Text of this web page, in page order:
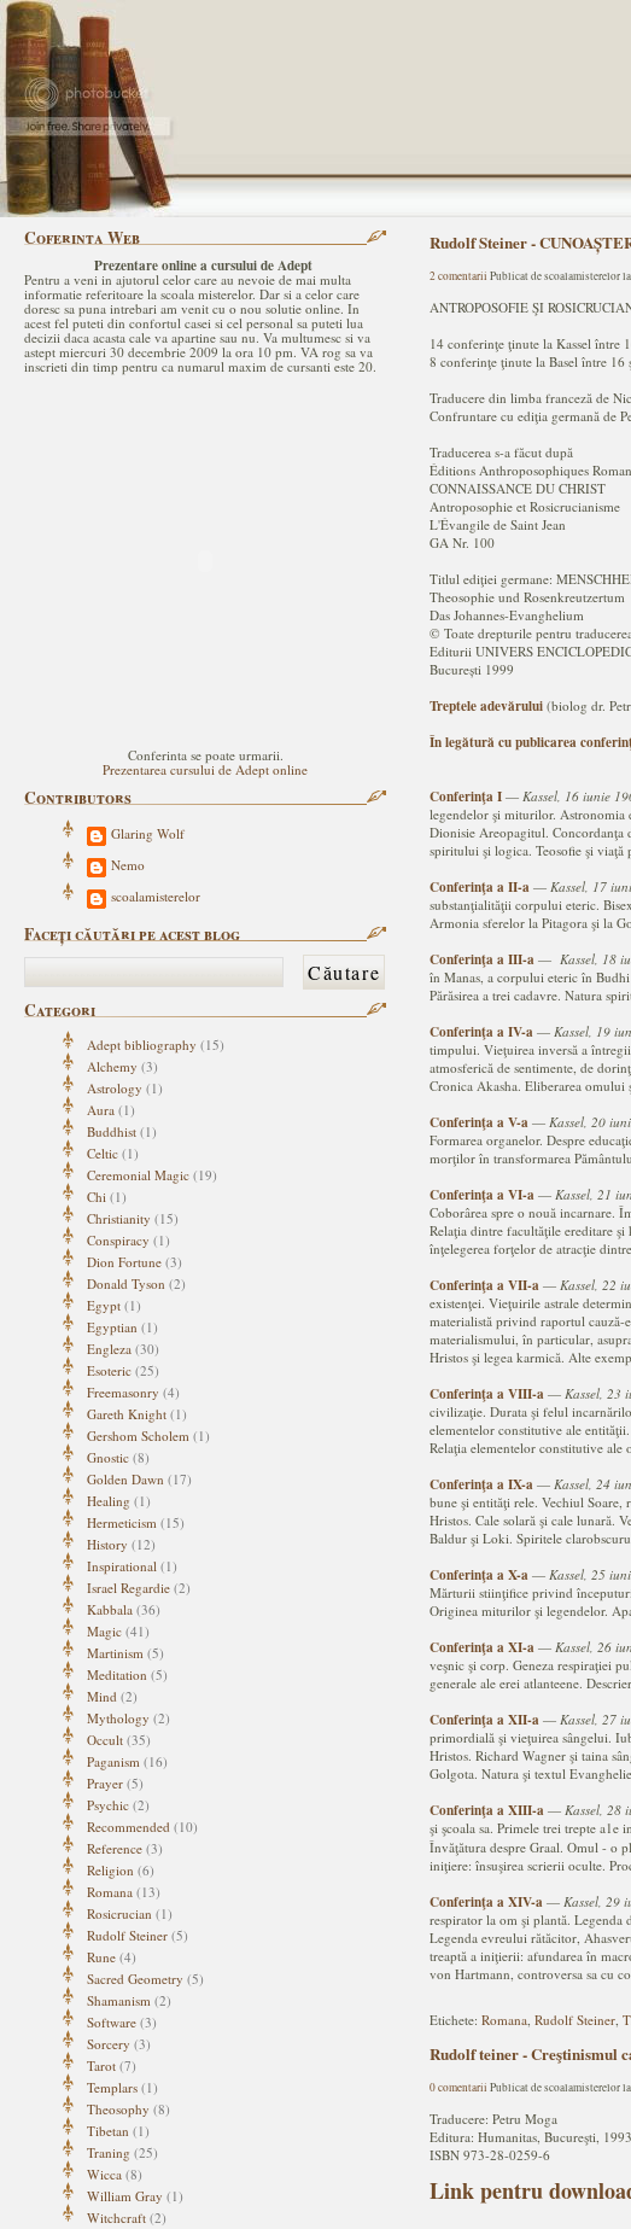
Coferinta Web
Prezentare online a cursului de Adept
Pentru a veni in ajutorul celor care au nevoie de mai multa
informatie referitoare la scoala misterelor. Dar si a celor care
doresc sa puna intrebari am venit cu o nou solutie online. In
acest fel puteti din confortul casei si cel personal sa puteti lua
decizii daca acasta cale va apartine sau nu. Va multumesc si va
astept miercuri 30 decembrie 2009 la ora 10 pm. VA rog sa va
inscrieti din timp pentru ca numarul maxim de cursanti este 20.
Conferinta se poate urmarii.
Prezentarea cursului de Adept online
Contributors
Glaring Wolf
Nemo
scoalamisterelor
Faceți căutări pe acest blog
Categori
Adept bibliography (15)
Alchemy (3)
Astrology (1)
Aura (1)
Buddhist (1)
Celtic (1)
Ceremonial Magic (19)
Chi (1)
Christianity (15)
Conspiracy (1)
Dion Fortune (3)
Donald Tyson (2)
Egypt (1)
Egyptian (1)
Engleza (30)
Esoteric (25)
Freemasonry (4)
Gareth Knight (1)
Gershom Scholem (1)
Gnostic (8)
Golden Dawn (17)
Healing (1)
Hermeticism (15)
History (12)
Inspirational (1)
Israel Regardie (2)
Kabbala (36)
Magic (41)
Martinism (5)
Meditation (5)
Mind (2)
Mythology (2)
Occult (35)
Paganism (16)
Prayer (5)
Psychic (2)
Recommended (10)
Reference (3)
Religion (6)
Romana (13)
Rosicrucian (1)
Rudolf Steiner (5)
Rune (4)
Sacred Geometry (5)
Shamanism (2)
Software (3)
Sorcery (3)
Tarot (7)
Templars (1)
Theosophy (8)
Tibetan (1)
Traning (25)
Wicca (8)
William Gray (1)
Witchcraft (2)
Rudolf Steiner -
2 comentarii Publicat de scoalamisterelor la
ANTROPOSOFIE ŞI
14 conferinţe ţinute la Kassel între
8 conferinţe ţinute la Basel între 16
Traducere din limba franceză de
Confruntare cu ediţia germană de
Traducerea s-a făcut după
Éditions Anthroposophiques
CONNAISSANCE DU CHRIST
Antroposophie et Rosicrucianisme
L'Évangile de Saint Jean
GA Nr. 100
Titlul ediţiei germane:
Theosophie und Rosenkreutzertum
Das Johannes-Evanghelium
© Toate drepturile pentru
Editurii UNIVERS
București 1999
Treptele adevărului (biolog dr.
În legătură cu publicarea
Conferinţa I ― Kassel, 16 iunie
legendelor şi miturilor. Astronomia
Dionisie Areopagitul. Concordanţa
spiritului şi logica. Teosofie şi viaţă
Conferinţa a II-a ― Kassel, 17
substanţialităţii corpului eteric.
Armonia sferelor la Pitagora şi la
Conferinţa a III-a ― Kassel, 18
în Manas, a corpului eteric în
Părăsirea a trei cadavre. Natura
Conferinţa a IV-a ― Kassel, 19
timpului. Vieţuirea inversă a
atmosferică de sentimente, de
Cronica Akasha. Eliberarea omului
Conferinţa a V-a ― Kassel, 20
Formarea organelor. Despre
morţilor în transformarea
Conferinţa a VI-a ― Kassel, 21
Coborârea spre o nouă incarnare.
Relaţia dintre facultăţile ereditare
înţelegerea forţelor de atracţie
Conferinţa a VII-a ― Kassel, 22
existenţei. Vieţuirile astrale
materialistă privind raportul cauză-
materialismului, în particular,
Hristos şi legea karmică. Alte
Conferinţa a VIII-a ― Kassel, 23
civilizaţie. Durata şi felul
elementelor constitutive ale
Relaţia elementelor constitutive ale
Conferinţa a IX-a ― Kassel, 24
bune şi entităţi rele. Vechiul
Hristos. Cale solară şi cale lunară.
Baldur şi Loki. Spiritele
Conferinţa a X-a ― Kassel, 25
Mărturii stiinţifice privind
Originea miturilor şi legendelor.
Conferinţa a XI-a ― Kassel, 26
veşnic şi corp. Geneza respiraţiei
generale ale erei atlanteene.
Conferinţa a XII-a ― Kassel, 27
primordială şi vieţuirea sângelui.
Hristos. Richard Wagner şi taina
Golgota. Natura şi textul
Conferinţa a XIII-a ― Kassel, 28
şi şcoala sa. Primele trei trepte
Învăţătura despre Graal. Omul - o
iniţiere: însuşirea scrierii oculte.
Conferinţa a XIV-a ― Kassel, 29
respirator la om şi plantă.
Legenda evreului rătăcitor,
treaptă a iniţierii: afundarea în
von Hartmann, controversa sa cu
Etichete: Romana Rudolf Steiner
Rudolf teiner - Creştinismul
0 comentarii Publicat de scoalamisterelor la
Traducere: Petru Moga
Editura: Humanitas, Bucureşti,
ISBN 973-28-0259-6
Link pentru